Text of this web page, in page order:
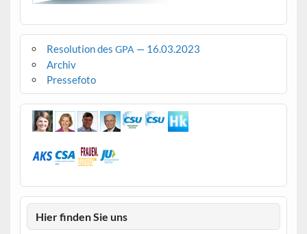
Resolution des GPA — 16.03.2023
Archiv
Pressefoto
Hier finden Sie uns